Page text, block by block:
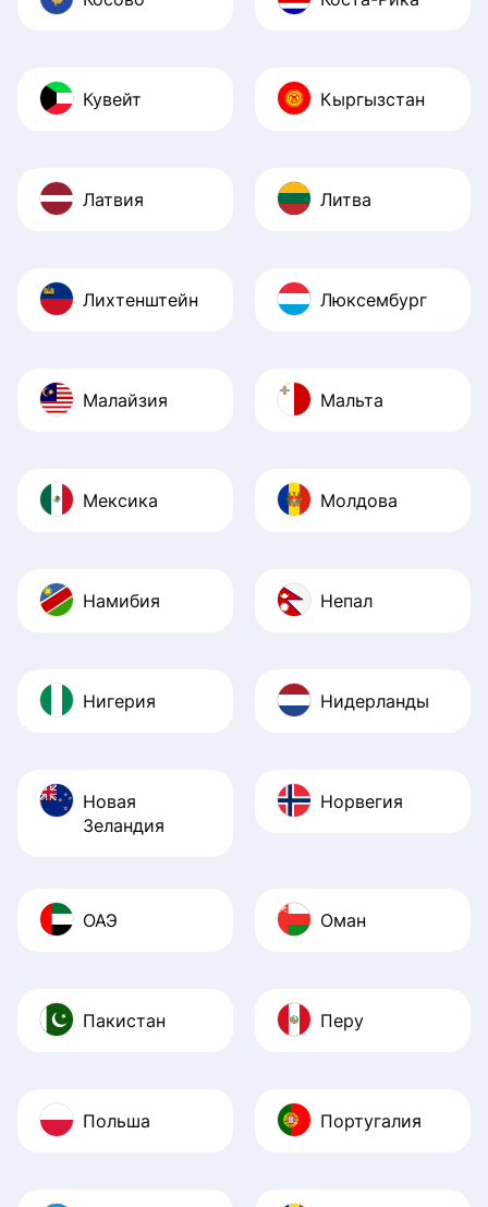
Кувейт Кыргызстан
Латвия Литва
Лихтенштейн Люксембург
Малайзия Мальта
Мексика Молдова
Намибия Непал
Нигерия Нидерланды
Новая
Зеландия
Норвегия
ОАЭ Оман
Пакистан Перу
Польша Португалия